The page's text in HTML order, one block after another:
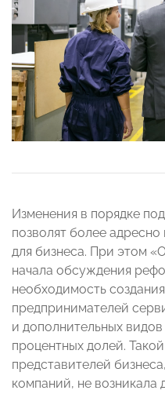
Изменения в порядке
позволят более
для бизнеса. При этом
начала обсуждения
необходимость
предпринимателей
и дополнительных
процентных долей.
представителей
компаний, не возникала